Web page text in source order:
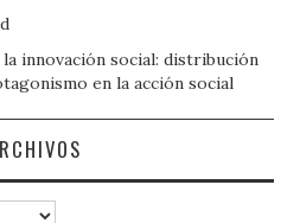
innovación social: distribución
en la acción social